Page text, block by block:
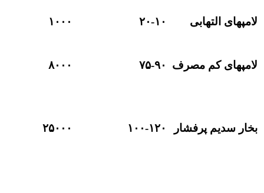
لامپهای التهابی ۲۰-۱۰ ۱۰۰۰
لامپهای کم مصرف ۷۵-۹۰ ۸۰۰۰
بخار سدیم پرفشار ۱۰۰-۱۲۰ ۲۵۰۰۰